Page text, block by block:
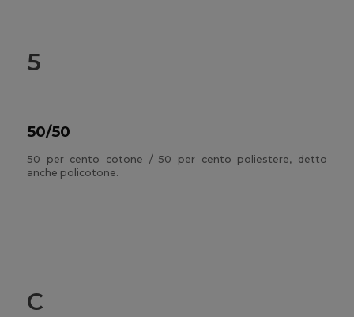
5
50/50
50 per cento cotone / 50 per cento poliestere, detto
anche policotone.
C